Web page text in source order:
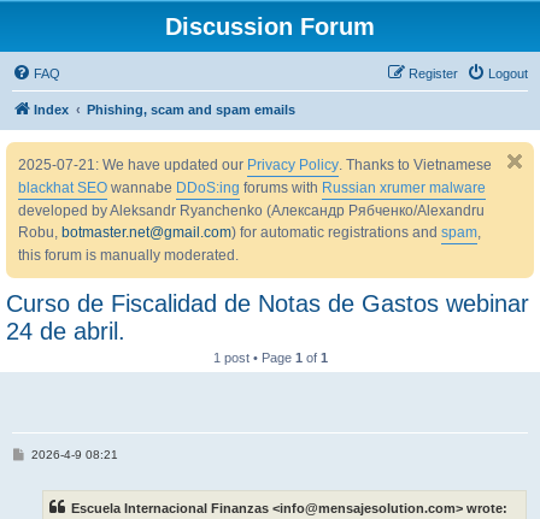
Discussion Forum
FAQ Logout
Register
Index Phishing, scam and spam emails
2025-07-21: We have updated our Privacy Policy. Thanks to Vietnamese
blackhat SEO wannabe DDoS:ing forums with Russian xrumer malware
developed by Aleksandr Ryanchenko (Александр Рябченко/Alexandru
Robu, botmaster.net@gmail.com) for automatic registrations and spam,
this forum is manually moderated.
Curso de Fiscalidad de Notas de Gastos webinar
24 de abril.
1 post • Page 1 of 1
P2026-4-9 08:21
Escuela Internacional Finanzas <info@mensajesolution.com> wrote: